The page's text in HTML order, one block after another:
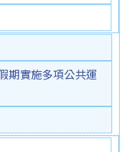
external)
期實施多項公共運